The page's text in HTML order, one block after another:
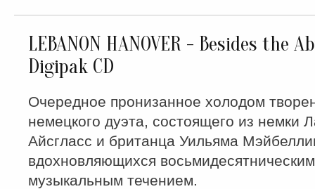
LEBANON HANOVER - Besides the
Digipak CD
Очередное пронизанное холодом
немецкого дуэта, состоящего из немки
Айсгласс и британца Уильяма
вдохновляющихся восьмидесятническим
музыкальным течением.